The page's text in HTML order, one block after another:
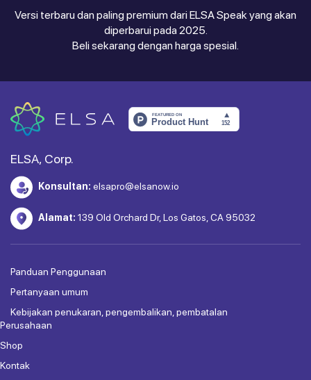
Versi terbaru dan paling premium dari ELSA Speak yang akan
diperbarui pada 2025.
Beli sekarang dengan harga spesial.
ELSA, Corp.
Konsultan: elsapro@elsanow.io
Alamat: 139 Old Orchard Dr, Los Gatos, CA 95032
Panduan Penggunaan
Pertanyaan umum
Kebijakan penukaran, pengembalikan, pembatalan
Perusahaan
Shop
Kontak